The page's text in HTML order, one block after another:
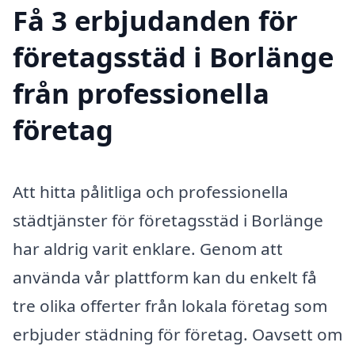
Få 3 erbjudanden för
företagsstäd i Borlänge
från professionella
företag
Att hitta pålitliga och professionella
städtjänster för företagsstäd i Borlänge
har aldrig varit enklare. Genom att
använda vår plattform kan du enkelt få
tre olika offerter från lokala företag som
erbjuder städning för företag. Oavsett om